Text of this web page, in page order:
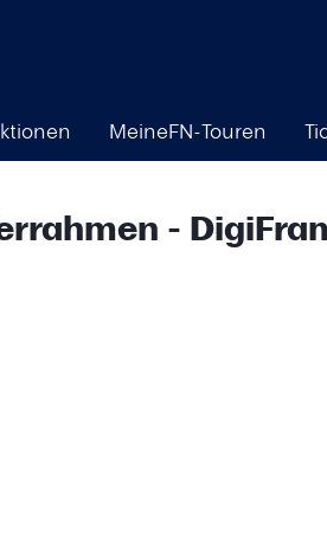
MeineFN-Touren
-